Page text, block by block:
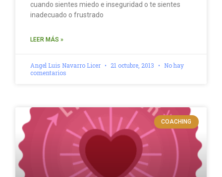
cuando sientes miedo e inseguridad o te sientes
inadecuado o frustrado
LEER MÁS »
Angel Luis Navarro Licer 21 octubre, 2013
No hay
comentarios
COACHING